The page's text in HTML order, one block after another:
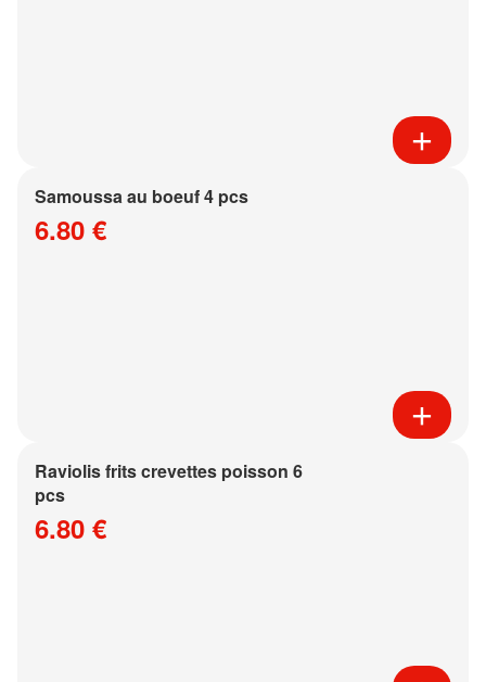
Samoussa au boeuf 4 pcs
6.80 €
Raviolis frits crevettes poisson 6
pcs
6.80 €